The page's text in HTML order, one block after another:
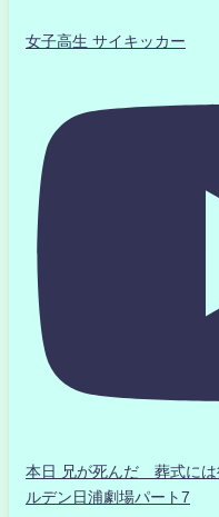
女子高生 サイキッカー
本日 兄が死んだ 葬式に
ルデン日浦劇場パート7